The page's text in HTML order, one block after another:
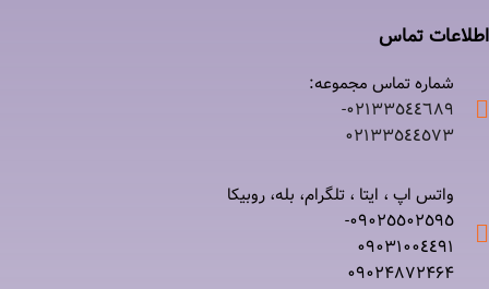
اطلاعات تماس
شماره تماس مجموعه:
۰۲۱٣٣٥٤٤٦٨٩-
۰٢١٣٣٥٤٤٥٧٣
واتس اپ ، ایتا ، تلگرام، بله، روبیکا
۰٩٠٢٥٥٠٢٥٩٥-
۰٩٠٣١٠٠٤٤٩١
۰٩٠٢۴۸۷٢۴۶۴